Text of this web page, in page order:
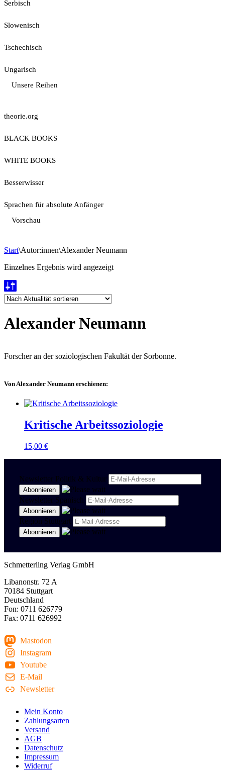
Serbisch
Slowenisch
Tschechisch
Ungarisch
Unsere Reihen
theorie.org
BLACK BOOKS
WHITE BOOKS
Besserwisser
Sprachen für absolute Anfänger
Vorschau
Start\Autor:innen\Alexander Neumann
Einzelnes Ergebnis wird angezeigt
Alexander Neumann
Forscher an der soziologischen Fakultät der Sorbonne.
Von Alexander Neumann erschienen:
Kritische Arbeitssoziologie
15,00 €
Newsletter Politik & Kultur
Newsletter Spanisch
Region Stuttgart
Schmetterling Verlag GmbH
Libanonstr. 72 A
70184 Stuttgart
Deutschland
Fon: 0711 626779
Fax: 0711 626992
Mastodon
Instagram
Youtube
E-Mail
Newsletter
Mein Konto
Zahlungsarten
Versand
AGB
Datenschutz
Impressum
Widerruf